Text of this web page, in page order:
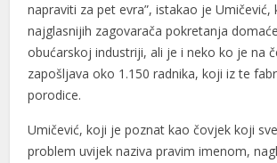
napraviti za pet evra”, istakao je
najglasnijih zagovarača pokretanja
obućarskoj industriji, ali je i neko ko je na
zapošljava oko 1.150 radnika, koji iz te
porodice.
Umičević, koji je poznat kao čovjek koji
problem uvijek naziva pravim imenom,